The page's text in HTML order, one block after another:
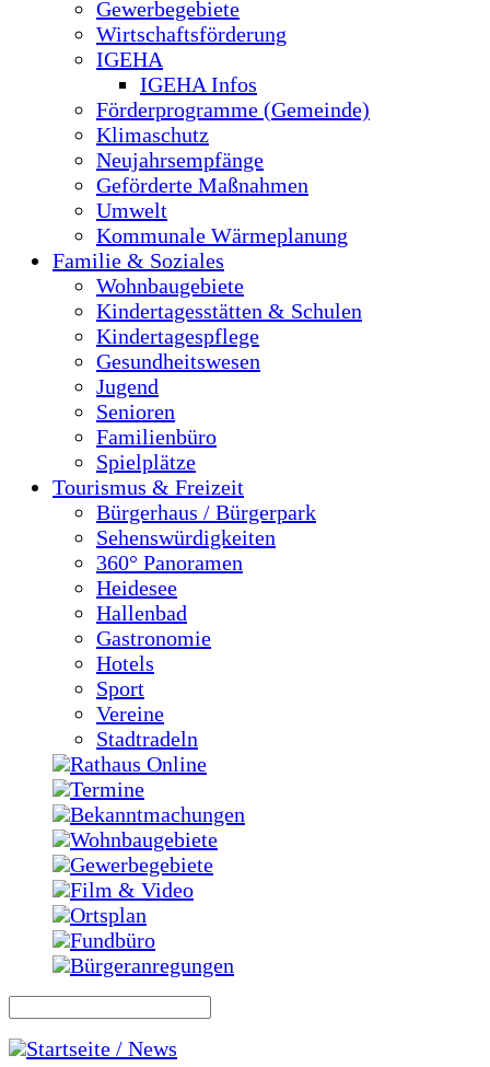
Gewerbegebiete
Wirtschaftsförderung
IGEHA
IGEHA Infos
Förderprogramme (Gemeinde)
Klimaschutz
Neujahrsempfänge
Geförderte Maßnahmen
Umwelt
Kommunale Wärmeplanung
Familie & Soziales
Wohnbaugebiete
Kindertagesstätten & Schulen
Kindertagespflege
Gesundheitswesen
Jugend
Senioren
Familienbüro
Spielplätze
Tourismus & Freizeit
Bürgerhaus / Bürgerpark
Sehenswürdigkeiten
360° Panoramen
Heidesee
Hallenbad
Gastronomie
Hotels
Sport
Vereine
Stadtradeln
Rathaus Online
Termine
Bekanntmachungen
Wohnbaugebiete
Gewerbegebiete
Film & Video
Ortsplan
Fundbüro
Bürgeranregungen
Startseite / News